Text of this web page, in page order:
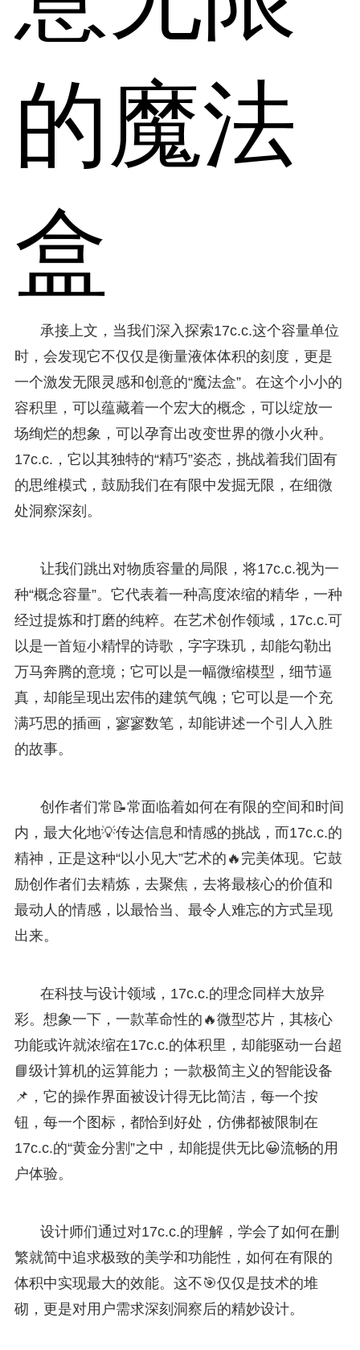
的魔法
盒
承接上文，当我们深入探索17c.c.这个容量单位
时，会发现它不仅仅是衡量液体体积的刻度，更是
一个激发无限灵感和创意的“魔法盒”。在这个小小的
容积里，可以蕴藏着一个宏大的概念，可以绽放一
场绚烂的想象，可以孕育出改变世界的微小火种。
17c.c.，它以其独特的“精巧”姿态，挑战着我们固有
的思维模式，鼓励我们在有限中发掘无限，在细微
处洞察深刻。
让我们跳出对物质容量的局限，将17c.c.视为一
种“概念容量”。它代表着一种高度浓缩的精华，一种
经过提炼和打磨的纯粹。在艺术创作领域，17c.c.可
以是一首短小精悍的诗歌，字字珠玑，却能勾勒出
万马奔腾的意境；它可以是一幅微缩模型，细节逼
真，却能呈现出宏伟的建筑气魄；它可以是一个充
满巧思的插画，寥寥数笔，却能讲述一个引人入胜
的故事。
创作者们常📝常面临着如何在有限的空间和时间
内，最大化地💡传达信息和情感的挑战，而17c.c.的
精神，正是这种“以小见大”艺术的🔥完美体现。它鼓
励创作者们去精炼，去聚焦，去将最核心的价值和
最动人的情感，以最恰当、最令人难忘的方式呈现
出来。
在科技与设计领域，17c.c.的理念同样大放异
彩。想象一下，一款革命性的🔥微型芯片，其核心
功能或许就浓缩在17c.c.的体积里，却能驱动一台超
📘级计算机的运算能力；一款极简主义的智能设备
📌，它的操作界面被设计得无比简洁，每一个按
钮，每一个图标，都恰到好处，仿佛都被限制在
17c.c.的“黄金分割”之中，却能提供无比😀流畅的用
户体验。
设计师们通过对17c.c.的理解，学会了如何在删
繁就简中追求极致的美学和功能性，如何在有限的
体积中实现最大的效能。这不🎯仅仅是技术的堆
砌，更是对用户需求深刻洞察后的精妙设计。